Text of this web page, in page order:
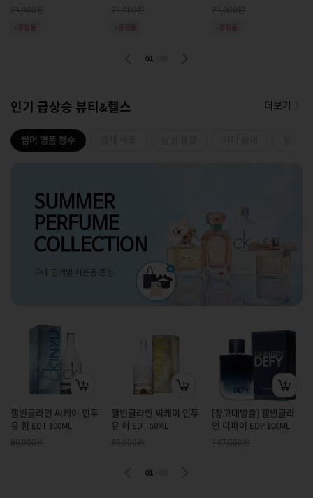
21,900원
+증정품
21,900원
+증정품
21,900원
+증정품
01
인기 급상승 뷰티&헬스 더보기
썸머 명품 향수
캘빈클라인 씨케이 인투
유 힘 EDT 100ML
89,000원
캘빈클라인 씨케이 인투
유 허 EDT 50ML
69,000원
[창고대방출] 캘빈클라
인 디파이 EDP 100ML
147,000원
01